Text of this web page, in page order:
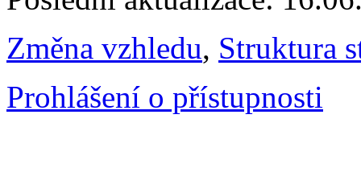
Změna vzhledu, Struktura
Prohlášení o přístupnosti